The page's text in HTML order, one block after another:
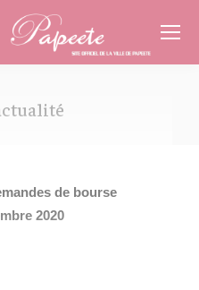
de bourse
2020